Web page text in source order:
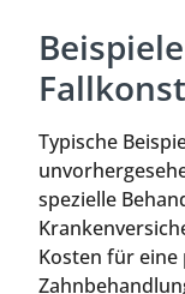
Typische
spezielle
Kosten für